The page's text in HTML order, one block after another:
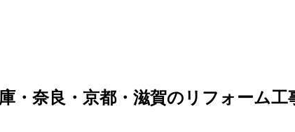
・奈良・京都・滋賀のリフォーム